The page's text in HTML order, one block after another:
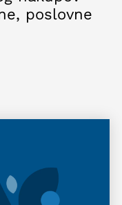
poslovne